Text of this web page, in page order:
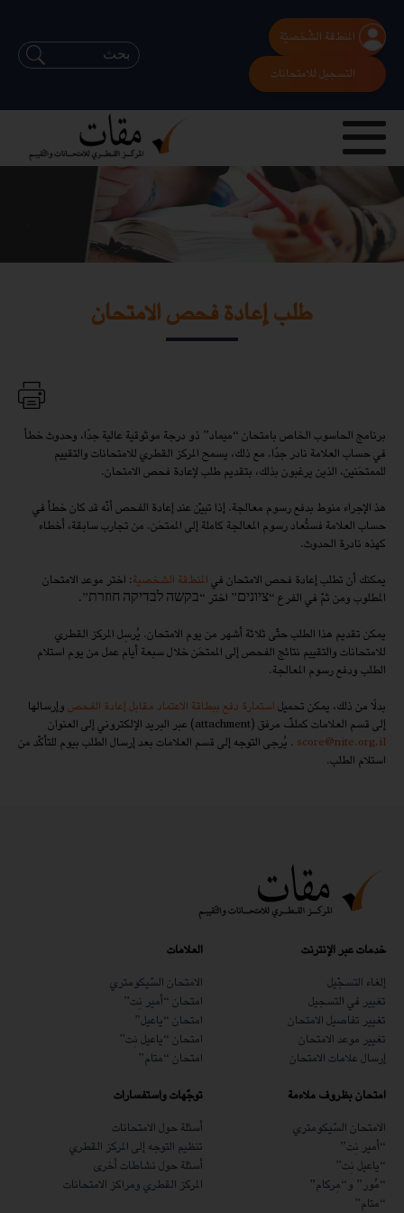
المنطقة الشّخصيّة
التسجيل للامتحانات
طلب إعادة فحص الامتحان
برنامج الحاسوب الخاص بامتحان “ميماد” ذو درجة موثوقية عالية جدًا، وحدوث خطأ
في حساب العلامة نادر جدًا. مع ذلك، يسمح المركز القطري للامتحانات والتقييم
للممتحَنين، الذين يرغبون بذلك، بتقديم طلب لإعادة فحص الامتحان.
هذ الإجراء منوط بدفع رسوم معالجة. إذا تبيّن عند إعادة الفحص أنّه قد كان خطأ في
حساب العلامة فستُعاد رسوم المعالجة كاملة إلى الممتحَن. من تجارب سابقة، أخطاء
كهذه نادرة الحدوث.
يمكنك أن تطلب إعادة فحص الامتحان فيالمنطقة الشخصية: اختر موعد الامتحان
المطلوب ومن ثمّ في الفرع “ציונים” اختر “בקשה לבדיקה חוזרת”.
يمكن تقديم هذا الطلب حتّى ثلاثة أشهر من يوم الامتحان. يُرسِل المركز القطري
للامتحانات والتقييم نتائج الفحص إلى الممتحَن خلال سبعة أيام عمل من يوم استلام
الطلب ودفع رسوم المعالجة.
بدلًا من ذلك، يمكن تحميلاستمارة دفع ببطاقة الاعتماد مقابل إعادة الفحصوإرسالها
إلى قسم العلامات كملفّ مرفق (attachment) عبر البريد الإلكتروني إلى العنوان
score@nite.org.il . يُرجى التوجه إلى قسم العلامات بعد إرسال الطلب بيوم للتأكّد من
استلام الطلب.
خدمات عبر الإنترنت
إلغاء التسجّيل
تغيير في التسجيل
تغيير تفاصيل الامتحان
تغيير موعد الامتحان
إرسال علامات الامتحان
العلامات
الامتحان السّيكومتري
امتحان “أمير نِت”
امتحان “ياعيل”
امتحان “ياعيل نِت”
امتحان “متام”
امتحان بظروف ملاءمة
الامتحان السّيكومتري
“أمير نِت”
“ياعيل نِت”
“مُور” و“مِركام”
“متام”
توجّهات واستفسارات
أسئلة حول الامتحانات
تنظيم التوجه إلى المركز القطري
أسئلة حول نشاطات أخرى
المركز القطري ومراكز الامتحانات